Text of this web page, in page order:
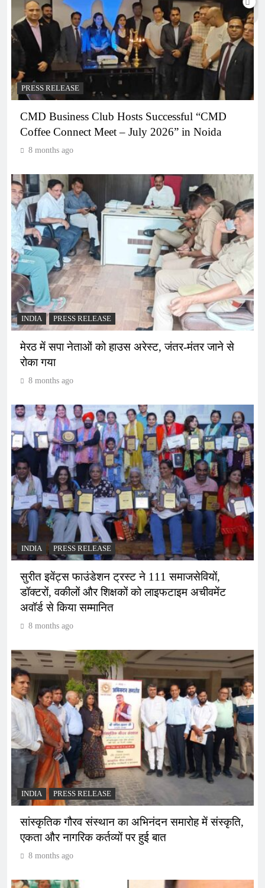
PRESS RELEASE
CMD Business Club Hosts Successful “CMD
Coffee Connect Meet – July 2026” in Noida
8 months ago
INDIA PRESS RELEASE
मेरठ में सपा नेताओं को हाउस अरेस्ट, जंतर-मंतर जाने से
रोका गया
8 months ago
INDIA PRESS RELEASE
सुरीत इवेंट्स फाउंडेशन ट्रस्ट ने 111 समाजसेवियों,
डॉक्टरों, वकीलों और शिक्षकों को लाइफटाइम अचीवमेंट
अवॉर्ड से किया सम्मानित
8 months ago
INDIA PRESS RELEASE
सांस्कृतिक गौरव संस्थान का अभिनंदन समारोह में संस्कृति,
एकता और नागरिक कर्तव्यों पर हुई बात
8 months ago